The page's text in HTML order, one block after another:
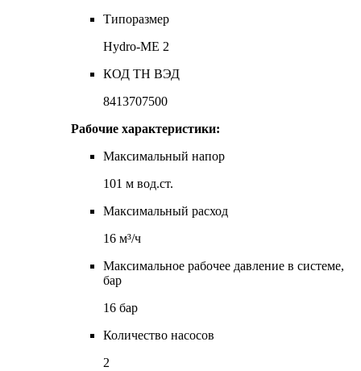
Типоразмер
Hydro-ME 2
КОД ТН ВЭД
8413707500
Рабочие характеристики:
Максимальный напор
101 м вод.ст.
Максимальный расход
16 м³/ч
Максимальное рабочее давление в системе,
бар
16 бар
Количество насосов
2